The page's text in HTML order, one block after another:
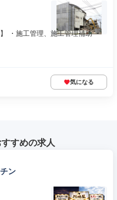
・施工管理、施工管理補助 ・
気になる
すめの求人
ン